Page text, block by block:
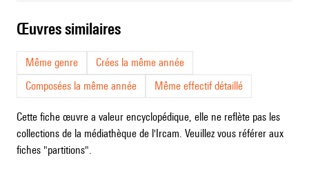
œuvres similaires
Même genre
Crées la même année
Composées la même année
Même effectif détaillé
Cette fiche œuvre a valeur encyclopédique, elle ne reflète pas les
collections de la médiathèque de l'Ircam. Veuillez vous référer aux
fiches "partitions".